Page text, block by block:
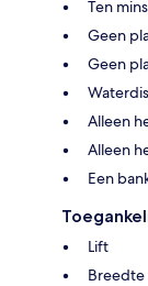
Ten
Geen
Geen
Alleen
Alleen
Een
Lift
Breedte